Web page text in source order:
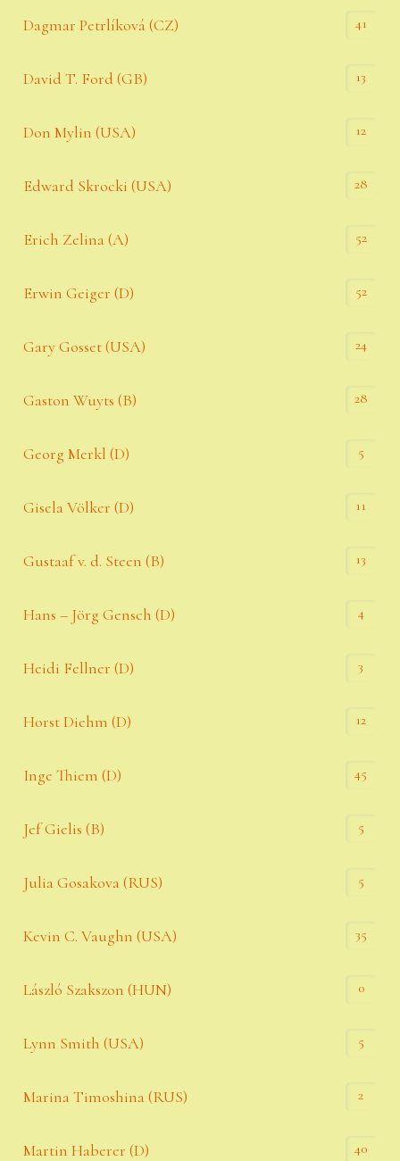
Dagmar Petrlíková (CZ) 41
David T. Ford (GB) 13
Don Mylin (USA) 12
Edward Skrocki (USA) 28
Erich Zelina (A) 52
Erwin Geiger (D) 52
Gary Gosset (USA) 24
Gaston Wuyts (B) 28
Georg Merkl (D) 5
Gisela Völker (D) 11
Gustaaf v. d. Steen (B) 13
Hans – Jörg Gensch (D) 4
Heidi Fellner (D) 3
Horst Diehm (D) 12
Inge Thiem (D) 45
Jef Gielis (B) 5
Julia Gosakova (RUS) 5
Kevin C. Vaughn (USA) 35
László Szakszon (HUN) 0
Lynn Smith (USA) 5
Marina Timoshina (RUS) 2
Martin Haberer (D) 40